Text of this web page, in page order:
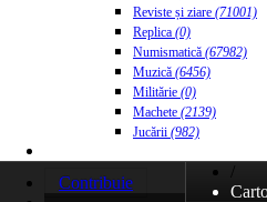
Reviste și ziare (71001)
Replica (0)
Numismatică (67982)
Muzică (6456)
Militărie (0)
Machete (2139)
Jucării (982)
Contribuie
/